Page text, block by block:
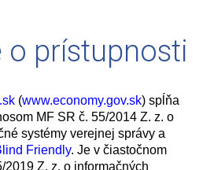
o prístupnosti
(www.economy.gov.sk) spĺňa
MF SR č. 55/2014 Z. z. o
systémy verejnej správy a
Friendly. Je v čiastočnom
Z. z. o informačných